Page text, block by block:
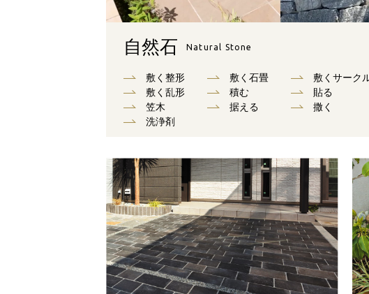
自然石 Natural Stone
敷く整形 敷く石畳
敷くサーク
敷く乱形
積む
貼る
笠木
据える
撒く
洗浄剤